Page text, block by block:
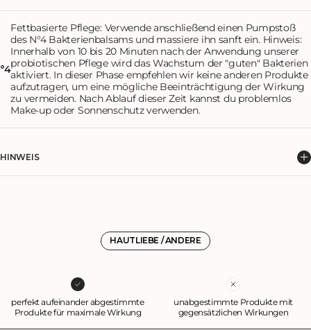
°4
Fettbasierte Pflege: Verwende anschließend einen Pumpstoß
des N°4 Bakterienbalsams und massiere ihn sanft ein. Hinweis:
Innerhalb von 10 bis 20 Minuten nach der Anwendung unserer
probiotischen Pflege wird das Wachstum der "guten" Bakterien
aktiviert. In dieser Phase empfehlen wir keine anderen Produkte
aufzutragen, um eine mögliche Beeinträchtigung der Wirkung
zu vermeiden. Nach Ablauf dieser Zeit kannst du problemlos
Make-up oder Sonnenschutz verwenden.
HINWEIS
sich die probiotische Pflege problemlos mit anderen Produkten (z.B. Make Up
oder Sonnenschutz) kombinieren.HAUTLIEBE / ANDERE
perfekt aufeinander abgestimmte
Produkte für maximale Wirkung
unabgestimmte Produkte mit
gegensätzlichen Wirkungen